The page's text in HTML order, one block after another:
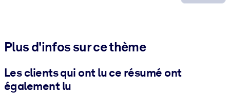
Plus d'infos sur ce thème
Les clients qui ont lu ce résumé ont
également lu